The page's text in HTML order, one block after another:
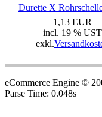
Durette X
1,13 EUR
incl. 19 % UST
exkl.
eCommerce Engine ©
Parse Time: 0.048s